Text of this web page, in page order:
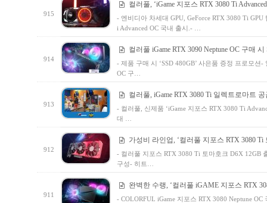
915
컬러풀, ‘iGame 지포스 RTX 3080 Ti
- 엔비디아 차세대 GPU, GeForce RTX 3080 Ti
i Advanced OC 국내 출시.- …
914
컬러풀 iGame RTX 3090 Neptune OC 구매
- 제품 구매 시 ‘SSD 480GB’ 사은품 증정 프로모션
OC 구…
913
컬러풀, iGame RTX 3080 Ti 일렉트로마트
- 컬러풀, 신제품 ‘iGame 지포스 RTX 3080 Ti
대 …
912
가성비 라인업, ‘컬러풀 지포스 RTX 3080 Ti
- 컬러풀 지포스 RTX 3080 Ti 토마호크 D6X 12GB
구성- 히트…
911
완벽한 수랭, ‘컬러풀 iGAME 지포스 RTX
- COLORFUL iGame 지포스 RTX 3080 Neptune